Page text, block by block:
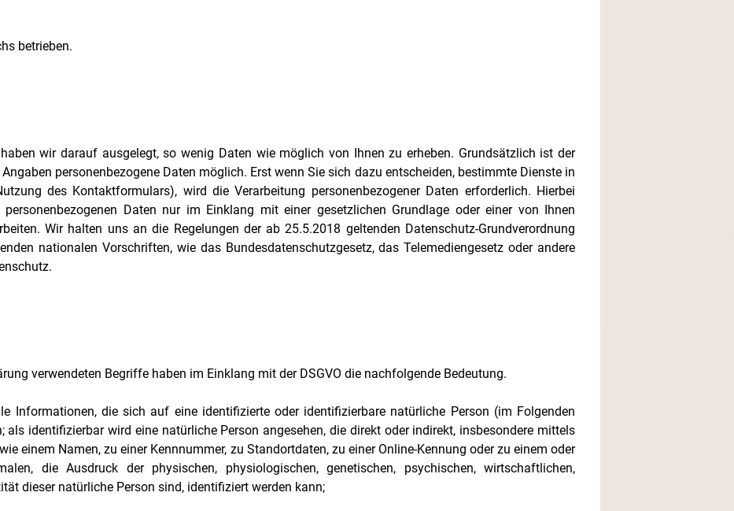
betrieben.
wir darauf ausgelegt, so wenig Daten wie möglich von Ihnen zu erheben. Grundsätzlich ist der
personenbezogene Daten möglich. Erst wenn Sie sich dazu entscheiden, bestimmte Dienste in
des Kontaktformulars), wird die Verarbeitung personenbezogener Daten erforderlich. Hierbei
Daten nur im Einklang mit einer gesetzlichen Grundlage oder einer von Ihnen
Wir halten uns an die Regelungen der ab 25.5.2018 geltenden Datenschutz-Grundverordnung
nationalen Vorschriften, wie das Bundesdatenschutzgesetz, das Telemediengesetz oder andere
verwendeten Begriffe haben im Einklang mit der DSGVO die nachfolgende Bedeutung.
Informationen, die sich auf eine identifizierte oder identifizierbare natürliche Person (im Folgenden
als identifizierbar wird eine natürliche Person angesehen, die direkt oder indirekt, insbesondere mittels
einem Namen, zu einer Kennnummer, zu Standortdaten, zu einer Online-Kennung oder zu einem oder
die Ausdruck der physischen, physiologischen, genetischen, psychischen, wirtschaftlichen,
dieser natürliche Person sind, identifiziert werden kann;